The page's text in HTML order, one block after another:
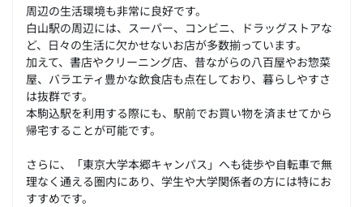
周辺の生活環境も非常に良好です。
白山駅の周辺には、スーパー、コンビニ、ドラッグストアな
ど、日々の生活に欠かせないお店が多数揃っています。
加えて、書店やクリーニング店、昔ながらの八百屋やお惣菜
屋、バラエティ豊かな飲食店も点在しており、暮らしやすさ
は抜群です。
本駒込駅を利用する際にも、駅前でお買い物を済ませてから
帰宅することが可能です。
さらに、「東京大学本郷キャンパス」へも徒歩や自転車で無
理なく通える圏内にあり、学生や大学関係者の方には特にお
すすめです。